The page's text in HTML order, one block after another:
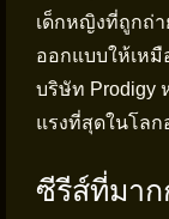
เด็กหญิงที่ถูกถ่
ออกแบบให้เห
บริษัท Prodigy
แรงที่สุดในโล
ซีรีส์ที่มา